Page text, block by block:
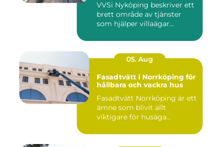
VVSi Nyköping beskriver ett
brett område av tjänster
som hjälper villaägar...
05. Aug
Fasadtvätt i Norrköping för
hållbara och vackra hus
Fasadtvätt Norrköping är ett
ämne som blivit allt
viktigare för husäga...